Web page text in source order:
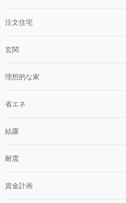
注文住宅
玄関
理想的な家
省エネ
結露
耐震
資金計画